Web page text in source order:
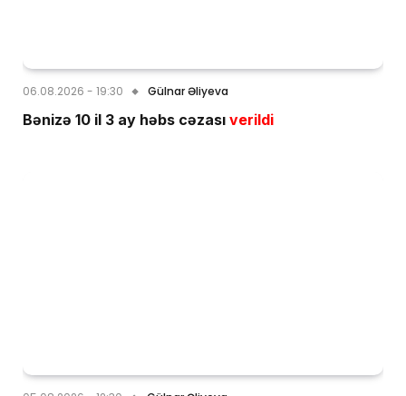
06.08.2026 - 19:30 Gülnar Əliyeva
Bənizə 10 il 3 ay həbs cəzası verildi